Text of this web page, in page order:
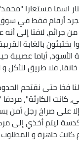
اسما مستعارا "محمد"
أرقام فقط في سوق
جرائم، لافتا إلى أنه
يختبئون بالغابة
أياما عصيبة
فلا طريق للأكل و
فخا حتى نقتحم الحدود.
الكارثة"،
على صراخ رجل أمن
ليتم أخذي إلى
كانت جاهزة و